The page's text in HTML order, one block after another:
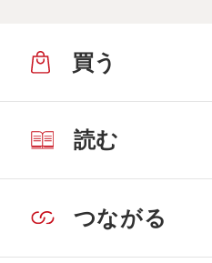
買う
読む
つながる